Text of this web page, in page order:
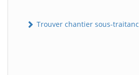
Trouver chantier sous-